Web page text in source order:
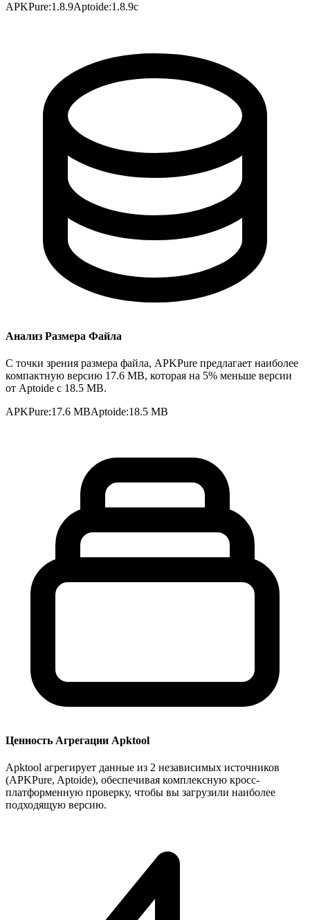
APKPure:1.8.9Aptoide:1.8.9c
Анализ Размера Файла
С точки зрения размера файла, APKPure предлагает наиболее
компактную версию 17.6 MB, которая на 5% меньше версии
от Aptoide с 18.5 MB.
APKPure:17.6 MBAptoide:18.5 MB
Ценность Агрегации Apktool
Apktool агрегирует данные из 2 независимых источников
(APKPure, Aptoide), обеспечивая комплексную кросс-
платформенную проверку, чтобы вы загрузили наиболее
подходящую версию.